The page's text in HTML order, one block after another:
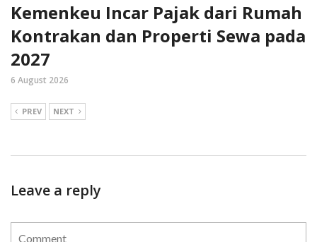
Kemenkeu Incar Pajak dari Rumah
Kontrakan dan Properti Sewa pada
2027
6 August 2026
PREV NEXT
Leave a reply